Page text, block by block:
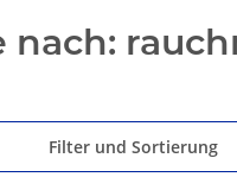
nach:
Filter und Sortierung